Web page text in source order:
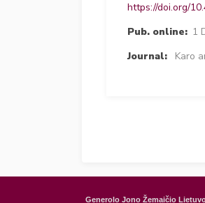
https://doi.org/
Pub. online: 1
Journal:
Karo
Generolo Jono Žemaičio